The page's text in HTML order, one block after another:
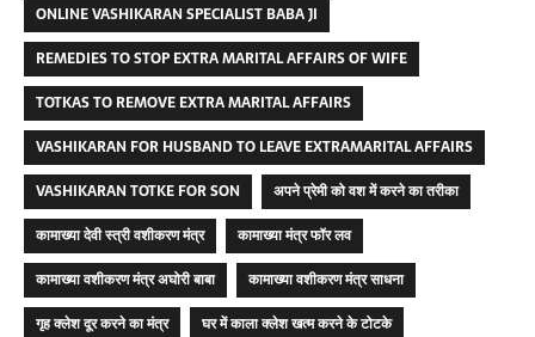
ONLINE VASHIKARAN SPECIALIST BABA JI
REMEDIES TO STOP EXTRA MARITAL AFFAIRS OF WIFE
TOTKAS TO REMOVE EXTRA MARITAL AFFAIRS
VASHIKARAN FOR HUSBAND TO LEAVE EXTRAMARITAL AFFAIRS
VASHIKARAN TOTKE FOR SON
अपने प्रेमी को वश में करने का तरीका
कामाख्या देवी स्त्री वशीकरण मंत्र
कामाख्या मंत्र फॉर लव
कामाख्या वशीकरण मंत्र अघोरी बाबा
कामाख्या वशीकरण मंत्र साधना
गृह क्लेश दूर करने का मंत्र
घर में काला क्लेश खत्म करने के टोटके